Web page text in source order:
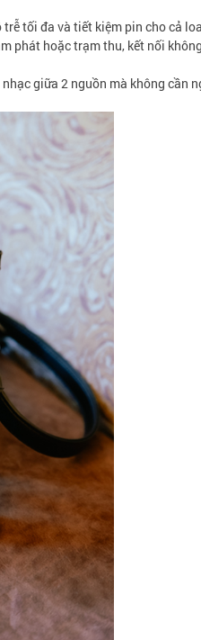
tối đa và tiết kiệm pin cho cả
phát hoặc trạm thu, kết nối
giữa 2 nguồn mà không cần